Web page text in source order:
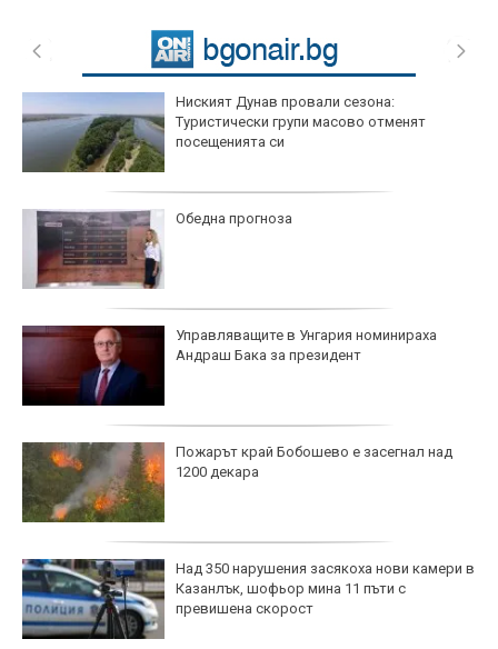
Ниският Дунав провали сезона:
Туристически групи масово отменят
посещенията си
Обедна прогноза
Управляващите в Унгария номинираха
Андраш Бака за президент
Пожарът край Бобошево е засегнал над
1200 декара
Над 350 нарушения засякоха нови камери в
Казанлък, шофьор мина 11 пъти с
превишена скорост